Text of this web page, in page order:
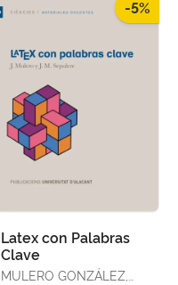
-5%
Latex con Palabras
Clave
MULERO GONZÁLEZ,